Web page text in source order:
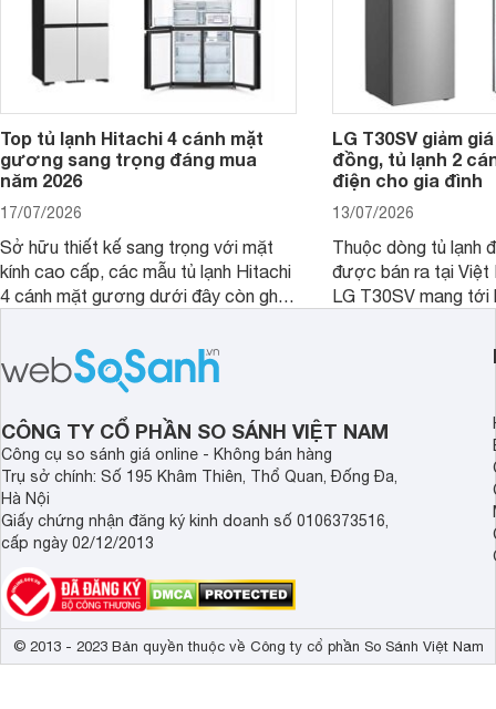
Top tủ lạnh Hitachi 4 cánh mặt
gương sang trọng đáng mua
năm 2026
17/07/2026
Sở hữu thiết kế sang trọng với mặt
kính cao cấp, các mẫu tủ lạnh Hitachi
4 cánh mặt gương dưới đây còn ghi
công nghệ bảo quản hiện đại, đáp ứng
tốt nhu cầu lưu trữ thực phẩm của gia
LG T30SV giảm
đồng, tủ lạnh 2
điện cho gia đình
13/07/2026
Thuộc dòng tủ lạnh
được bán ra tại Việt
LG T30SV mang tới
mức giá bán dễ
nhiều khách hàng
CÔNG TY CỔ PHẦN SO SÁNH VIỆT NAM
Công cụ so sánh giá online - Không bán hàng
Trụ sở chính: Số 195 Khâm Thiên, Thổ Quan, Đống Đa,
Hà Nội
Giấy chứng nhận đăng ký kinh doanh số 0106373516,
cấp ngày 02/12/2013
© 2013 - 2023 Bản quyền thuộc về Công ty cổ phần So Sánh Việt Nam